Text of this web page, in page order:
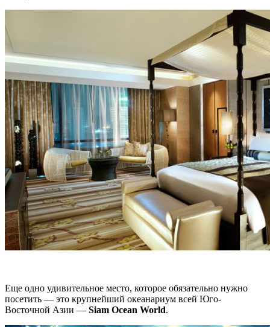
Еще одно удивительное место, которое обязательно нужно
посетить — это крупнейший океанариум всей Юго-
Восточной Азии — Siam Ocean World.